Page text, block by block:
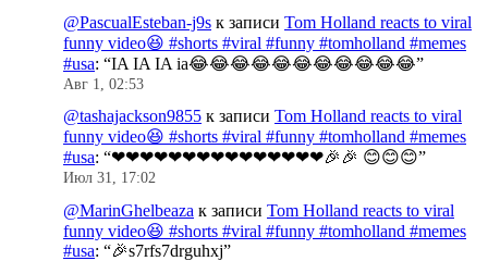
@PascualEsteban-j9s к записи Tom Holland reacts to viral
funny video😆 #shorts #viral #funny #tomholland #memes
#usa: “IA IA IA ia😂😂😂😂😂😂😂😂😂😂😂”
Авг 1, 02:53
@tashajackson9855 к записи Tom Holland reacts to viral
funny video😆 #shorts #viral #funny #tomholland #memes
#usa: “❤❤❤❤❤❤❤❤❤❤❤❤❤❤❤🎉🎉 😊😊😊”
Июл 31, 17:02
@MarinGhelbeaza к записи Tom Holland reacts to viral
funny video😆 #shorts #viral #funny #tomholland #memes
#usa: “🎉s7rfs7drguhxj”